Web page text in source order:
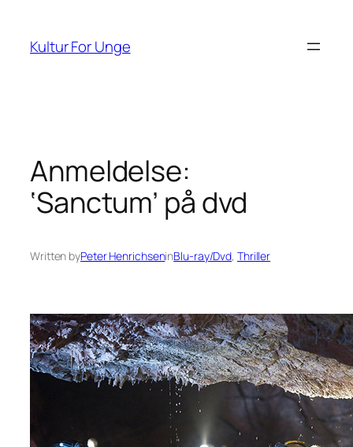
indhold
Kultur For Unge
Anmeldelse:
‘Sanctum’ på dvd
Written byPeter HenrichseninBlu-ray/Dvd, Thriller